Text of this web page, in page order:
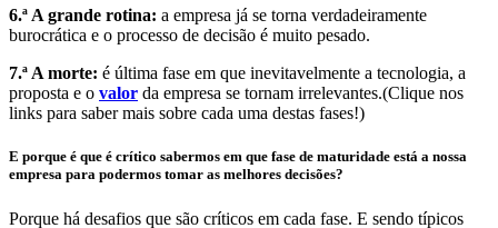
6.ª A grande rotina: a empresa já se torna verdadeiramente
burocrática e o processo de decisão é muito pesado.
7.ª A morte: é última fase em que inevitavelmente a tecnologia, a
proposta e o valor da empresa se tornam irrelevantes.(Clique nos
links para saber mais sobre cada uma destas fases!)
E porque é que é crítico sabermos em que fase de maturidade está a nossa
empresa para podermos tomar as melhores decisões?
Porque há desafios que são críticos em cada fase. E sendo típicos